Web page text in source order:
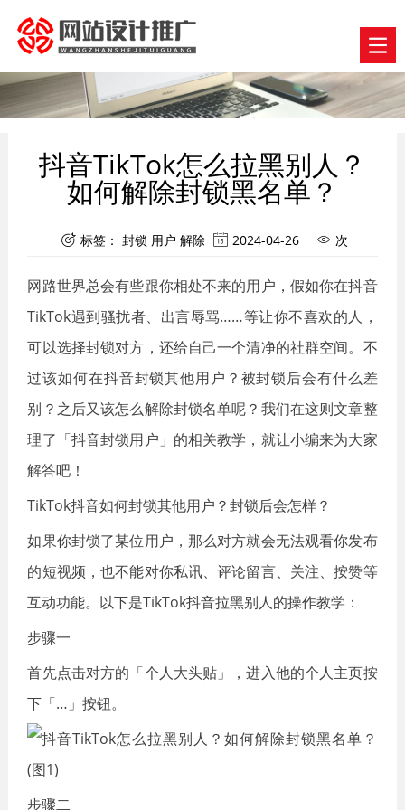
抖音TikTok怎么拉黑别人？
如何解除封锁黑名单？
 标签： 封锁 用户 解除  2024-04-26  次
网路世界总会有些跟你相处不来的用户，假如你在抖音
TikTok遇到骚扰者、出言辱骂……等让你不喜欢的人，
可以选择封锁对方，还给自己一个清净的社群空间。不
过该如何在抖音封锁其他用户？被封锁后会有什么差
别？之后又该怎么解除封锁名单呢？我们在这则文章整
理了「抖音封锁用户」的相关教学，就让小编来为大家
解答吧！
TikTok抖音如何封锁其他用户？封锁后会怎样？
如果你封锁了某位用户，那么对方就会无法观看你发布
的短视频，也不能对你私讯、评论留言、关注、按赞等
互动功能。以下是TikTok抖音拉黑别人的操作教学：
步骤一
首先点击对方的「个人大头贴」，进入他的个人主页按
下「…」按钮。
步骤二